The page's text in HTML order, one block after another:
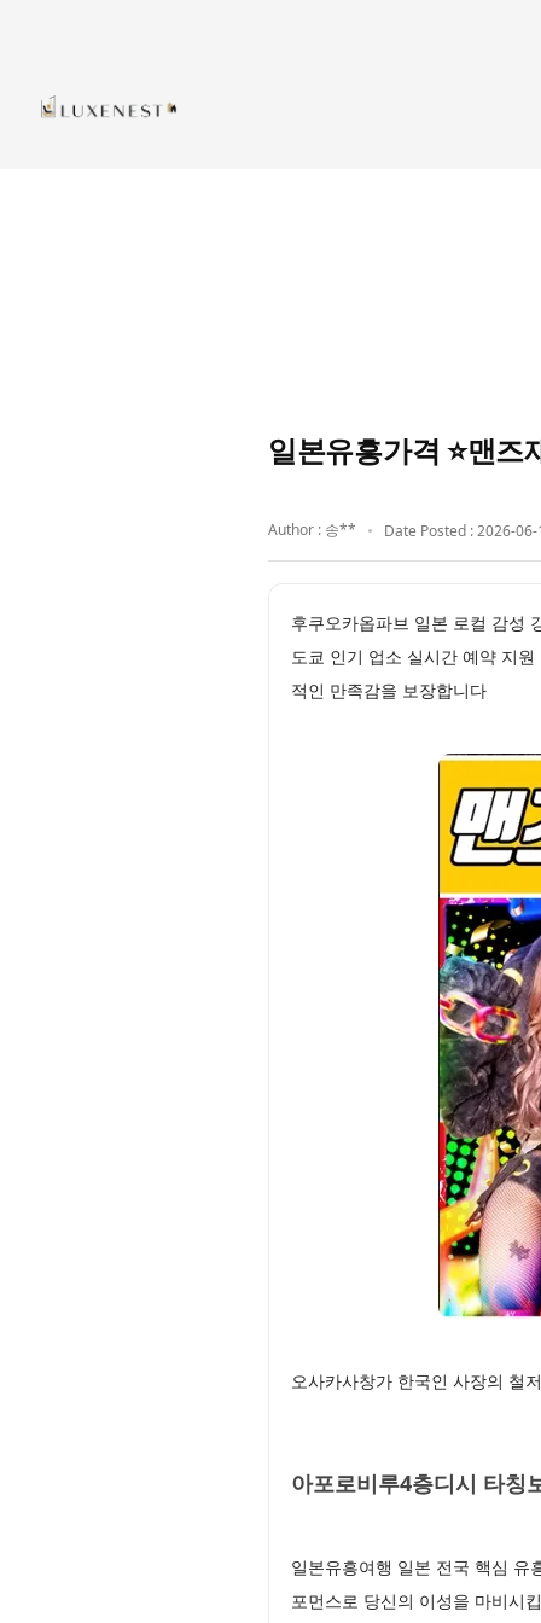
일본유흥가격 ⭐맨
Author : 송** Date Posted : 2026-
후쿠오카옵파브 일본 로컬 감성
도쿄 인기 업소 실시간 예약 지
적인 만족감을 보장합니다
오사카사창가 한국인 사장의 철
아포로비루4층디시 타칭
일본유흥여행 일본 전국 핵심 유
포먼스로 당신의 이성을 마비시